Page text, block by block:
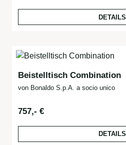
DETAILS
Beistelltisch Combination
von Bonaldo S.p.A. a socio unico
Regulärer Preis:
757,- €
DETAILS